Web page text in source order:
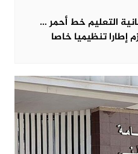
التعليم خط أحمر …
إطارا تنظيميا خاصا